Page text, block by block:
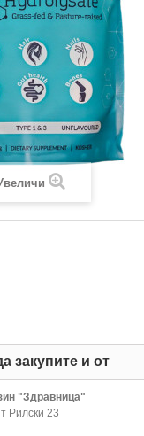
закупите и от
"Здравница"
Рилски 23